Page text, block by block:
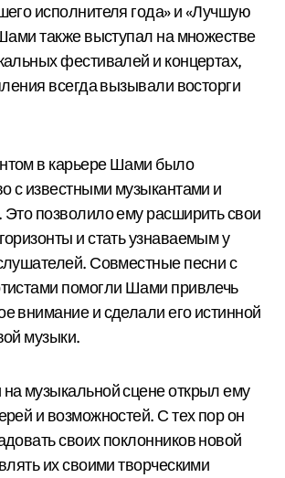
исполнителя года» и «Лучшую
также выступал на множестве
фестивалей и концертах,
всегда вызывали восторги
в карьере Шами было
с известными музыкантами и
позволило ему расширить свои
и стать узнаваемым у
Совместные песни с
помогли Шами привлечь
внимание и сделали его истинной
музыки.
музыкальной сцене открыл ему
и возможностей. С тех пор он
своих поклонников новой
их своими творческими